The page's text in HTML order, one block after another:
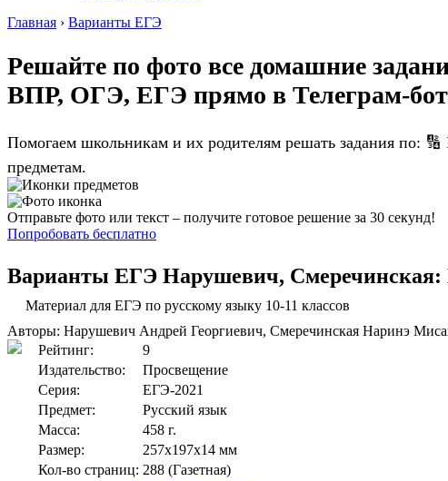
Главная › Варианты ЕГЭ
Решайте по фото все домашние
ВПР, ОГЭ, ЕГЭ прямо в Телеграм-
Помогаем школьникам и их родителям решать задания по:
предметам.
Отправьте фото или текст – получите готовое решение за 30 секунд!
Попробовать бесплатно
Варианты ЕГЭ Нарушевич, Смеречинская:
Материал для ЕГЭ по русскому языку 10-11 классов
Авторы: Нарушевич Андрей Георгиевич, Смеречинская Наринэ
Рейтинг:
9
Издательство:
Просвещение
Серия:
ЕГЭ-2021
Предмет:
Русский язык
Масса:
458 г.
Размер:
257x197x14 мм
Кол-во страниц: 288 (Газетная)